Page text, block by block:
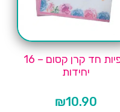
מפיות חד קרן קסום – 16
יחידות
₪10.90